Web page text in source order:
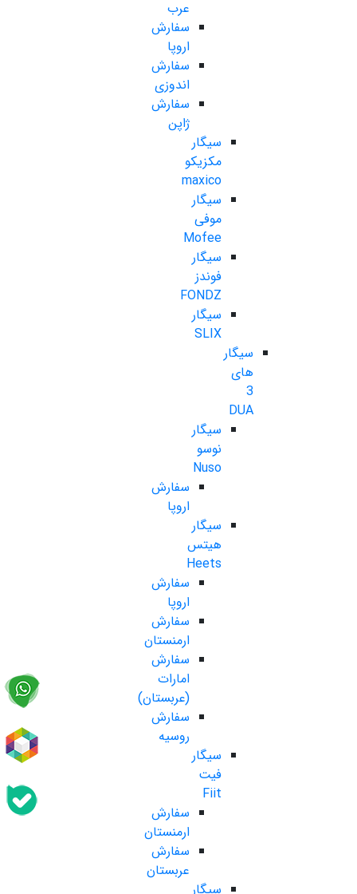
عرب
سفارش
اروپا
سفارش
اندوزی
سفارش
ژاپن
سیگار
مکزیکو
maxico
سیگار
موفی
Mofee
سیگار
فوندز
FONDZ
سیگار
SLIX
سیگار
های
3
DUA
سیگار
نوسو
Nuso
سفارش
اروپا
سیگار
هیتس
Heets
سفارش
اروپا
سفارش
ارمنستان
سفارش
امارات
(عربستان)
سفارش
روسیه
سیگار
فیت
Fiit
سفارش
ارمنستان
سفارش
عربستان
سیگار